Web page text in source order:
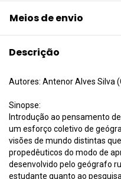
Meios de envio
Descrição
Autores: Antenor Alves Silva
Sinopse:
Introdução ao pensamento
um esforço coletivo de
visões de mundo distintas
propedêuticos do modo de
desenvolvido pelo geógrafo
estudante quanto ao